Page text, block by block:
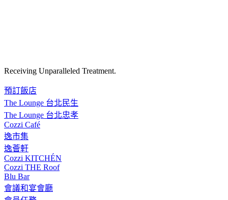
Receiving Unparalleled Treatment.
預訂飯店
The Lounge 台北民生
The Lounge 台北忠孝
Cozzi Café
逸市集
逸薈軒
Cozzi KITCHÉN
Cozzi THE Roof
Blu Bar
會議和宴會廳